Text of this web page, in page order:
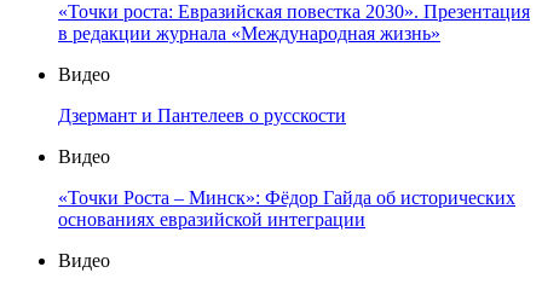
«Точки роста: Евразийская повестка 2030». Презентация
в редакции журнала «Международная жизнь»
Видео
Дзермант и Пантелеев о русскости
Видео
«Точки Роста – Минск»: Фёдор Гайда об исторических
основаниях евразийской интеграции
Видео